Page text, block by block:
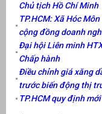
Chủ tịch Hồ Chí Minh
TP.HCM: Xã Hóc
cộng đồng doanh
Đại hội Liên minh
Chấp hành
Điều chỉnh giá xăng
trước biến động thị
TP.HCM quy định